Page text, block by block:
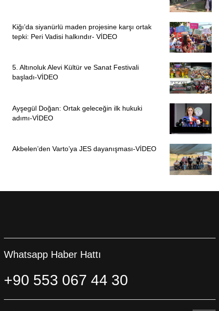
Kiğı’da siyanürlü maden projesine karşı ortak
tepki: Peri Vadisi halkındır- VİDEO
5. Altınoluk Alevi Kültür ve Sanat Festivali
başladı-VİDEO
Ayşegül Doğan: Ortak geleceğin ilk hukuki
adımı-VİDEO
Akbelen’den Varto’ya JES dayanışması-VİDEO
Whatsapp Haber Hattı
+90 553 067 44 30